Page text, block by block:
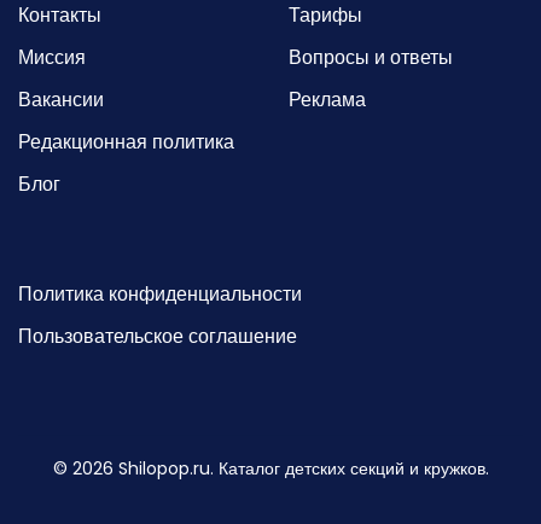
Контакты
Миссия
Вакансии
Редакционная политика
Блог
Тарифы
Вопросы и ответы
Реклама
Политика конфиденциальности
Пользовательское соглашение
© 2026 Shilopop.ru. Каталог детских секций и кружков.